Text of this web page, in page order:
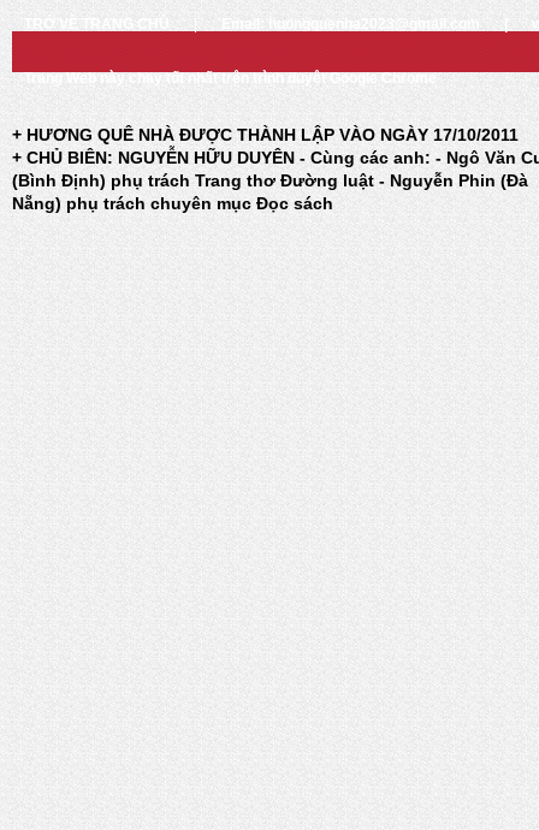
TRỞ VỀ TRANG CHỦ Email: huongquenha2023@gmail.com
Trang Web này chạy tốt nhất trên trình duyệt Google Chrome
+ HƯƠNG QUÊ NHÀ ĐƯỢC THÀNH LẬP VÀO NGÀY 17/10/2011
+ CHỦ BIÊN: NGUYỄN HỮU DUYÊN - Cùng các anh: - Ngô Văn
(Bình Định) phụ trách Trang thơ Đường luật - Nguyễn Phin (Đà
Nẵng) phụ trách chuyên mục Đọc sách